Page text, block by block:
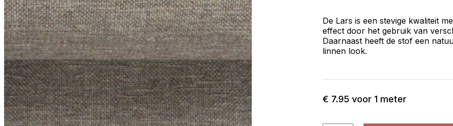
De Lars is een stevige kwaliteit
effect door het gebruik van
Daarnaast heeft de stof een
linnen look.
€ 7.95 voor 1 meter